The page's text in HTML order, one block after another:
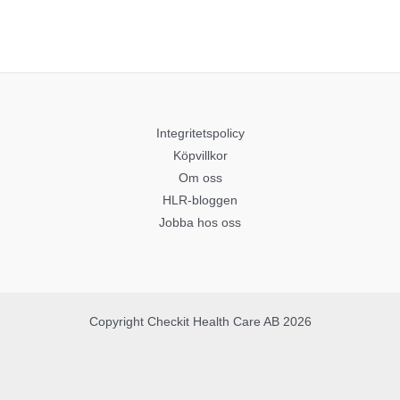
Integritetspolicy
Köpvillkor
Om oss
HLR-bloggen
Jobba hos oss
Copyright Checkit Health Care AB 2026